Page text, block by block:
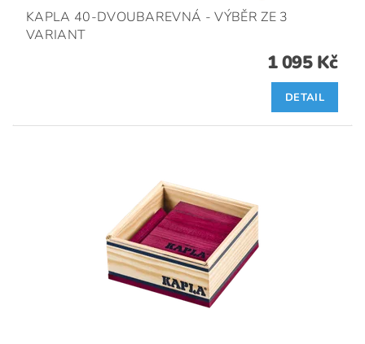
KAPLA 40-DVOUBAREVNÁ - VÝBĚR ZE 3
VARIANT
1 095 Kč
DETAIL